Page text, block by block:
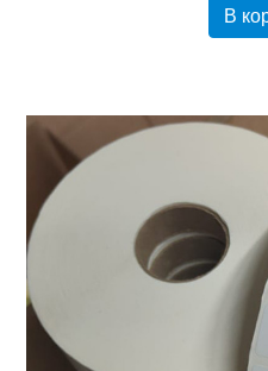
В